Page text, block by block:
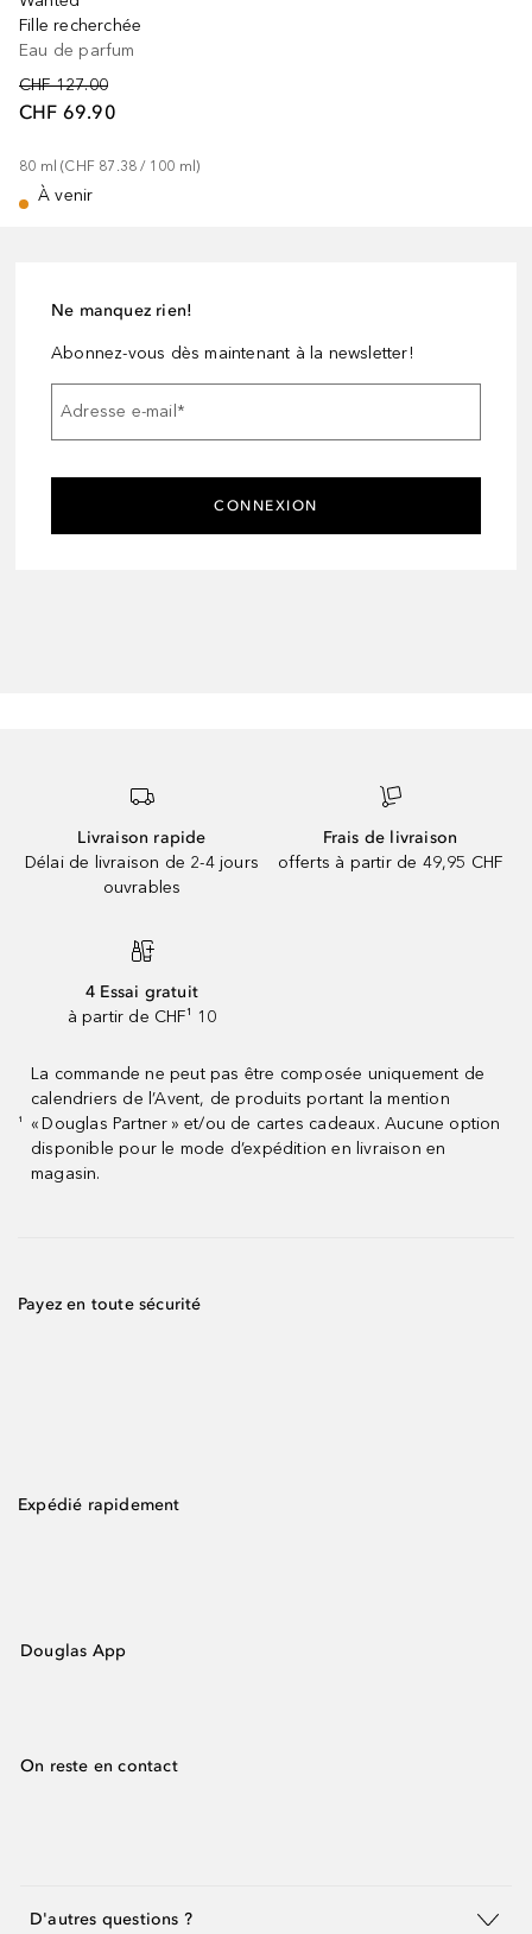
Fille recherchée
Eau de parfum
CHF 127.00
CHF 69.90
80 ml (CHF 87.38 / 100 ml)
À venir
Ne manquez rien!
Abonnez-vous dès maintenant à la newsletter!
Adresse e-mail *
CONNEXION
Livraison rapide
Délai de livraison de 2-4 jours
ouvrables
Frais de livraison
offerts à partir de 49,95 CHF
4 Essai gratuit
à partir de CHF¹ 10
¹
La commande ne peut pas être composée uniquement de
calendriers de l’Avent, de produits portant la mention
« Douglas Partner » et/ou de cartes cadeaux. Aucune option
disponible pour le mode d’expédition en livraison en
magasin.
Payez en toute sécurité
Expédié rapidement
Douglas App
On reste en contact
D'autres questions ?